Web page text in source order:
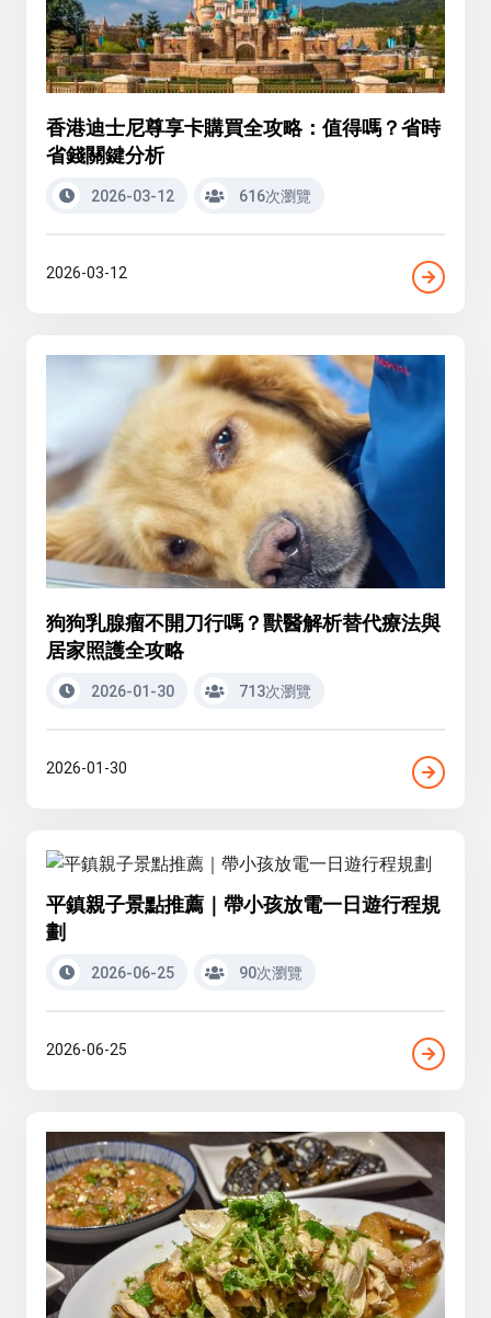
香港迪士尼尊享卡購買全攻略：值得嗎？省時
省錢關鍵分析
2026-03-12 616次瀏覽
2026-03-12
狗狗乳腺瘤不開刀行嗎？獸醫解析替代療法與
居家照護全攻略
2026-01-30 713次瀏覽
2026-01-30
平鎮親子景點推薦｜帶小孩放電一日遊行程規
劃
2026-06-25 90次瀏覽
2026-06-25